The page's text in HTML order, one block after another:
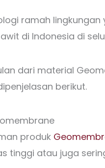
ramah
di Indonesia di
dari material
berikut.
produk
tinggi atau juga